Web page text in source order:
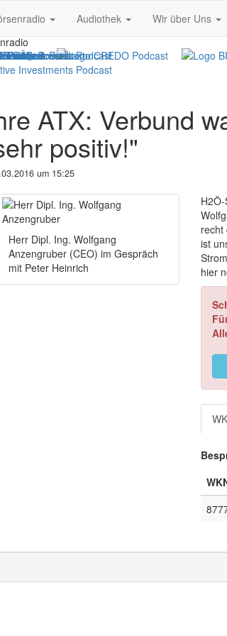
Audiothek Wir über Uns
ATX: Verbund
positiv!"
um 15:25
Herr Dipl. Ing. Wolfgang
Anzengruber (CEO) im Gespräch
mit Peter Heinrich
recht
ist
hier